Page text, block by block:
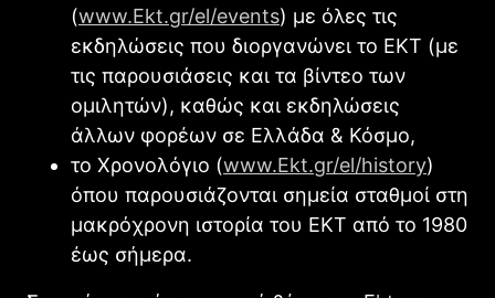
(www.Εkt.gr/el/events) με όλες τις
εκδηλώσεις που διοργανώνει το ΕΚΤ (με
τις παρουσιάσεις και τα βίντεο των
ομιλητών), καθώς και εκδηλώσεις
άλλων φορέων σε Ελλάδα & Κόσμο,
το Χρονολόγιο (www.Εkt.gr/el/history)
όπου παρουσιάζονται σημεία σταθμοί στη
μακρόχρονη ιστορία του ΕΚΤ από το 1980
έως σήμερα.